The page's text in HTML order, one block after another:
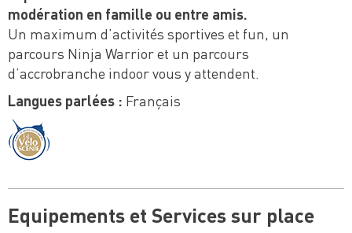
modération en famille ou entre amis.
Un maximum d’activités sportives et fun, un
parcours Ninja Warrior et un parcours
d’accrobranche indoor vous y attendent.
Langues parlées : Français
Equipements et Services sur place